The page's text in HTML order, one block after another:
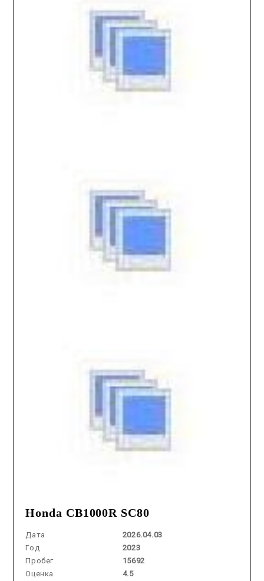
Honda CB1000R SC80
Дата
2026.04.03
Год
2023
Пробег
15692
Оценка
4.5